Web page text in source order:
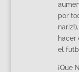
por
hacer
el
¡Que